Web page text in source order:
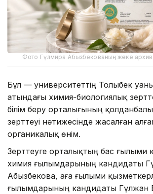
Фото Гүлмира Абызбекованың жеке
Бұл — университеттің Толыбек
атындағы химия-биологиялық
білім беру орталығының
зерттеуі нәтижесінде жасалған
органикалық өнім.
Зерттеуге орталықтың бас ғылыми
химия ғылымдарының кандидаты
Абызбекова, аға ғылыми
ғылымдарының кандидаты Гүлжан